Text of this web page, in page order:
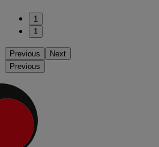
1
1
Previous
Next
Previous